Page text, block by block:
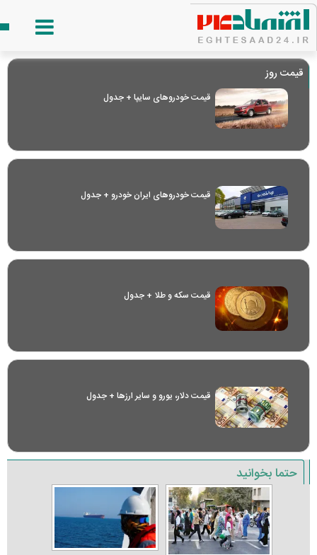
قیمت روز
قیمت خودرو‌های سایپا + جدول
قیمت خودرو‌های ایران خودرو + جدول
قیمت سکه و طلا + جدول
قیمت دلار، یورو و سایر ارز‌ها + جدول
حتما بخوانید